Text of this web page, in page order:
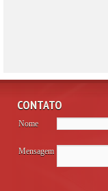
CONTATO
Nome
Mensagem